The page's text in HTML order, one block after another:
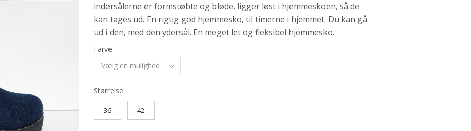
indersålerne er formstøbte og bløde, ligger løst i hjemmeskoen, så de
kan tages ud. En rigtig god hjemmesko, til timerne i hjemmet. Du kan gå
ud i den, med den ydersål. En meget let og fleksibel hjemmesko.
Farve
Størrelse
36 42